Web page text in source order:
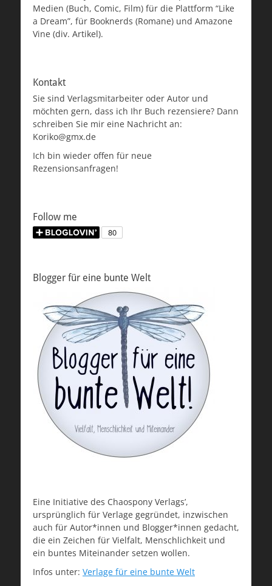
Medien (Buch, Comic, Film) für die Plattform “Like
a Dream”, für Booknerds (Romane) und Amazone
Vine (div. Artikel).
Kontakt
Sie sind Verlagsmitarbeiter oder Autor und
möchten gern, dass ich Ihr Buch rezensiere? Dann
schreiben Sie mir eine Nachricht an:
Koriko@gmx.de
Ich bin wieder offen für neue
Rezensionsanfragen!
Follow me
Blogger für eine bunte Welt
Eine Initiative des Chaospony Verlags’,
ursprünglich für Verlage gegründet, inzwischen
auch für Autor*innen und Blogger*innen gedacht,
die ein Zeichen für Vielfalt, Menschlichkeit und
ein buntes Miteinander setzen wollen.
Infos unter: Verlage für eine bunte Welt